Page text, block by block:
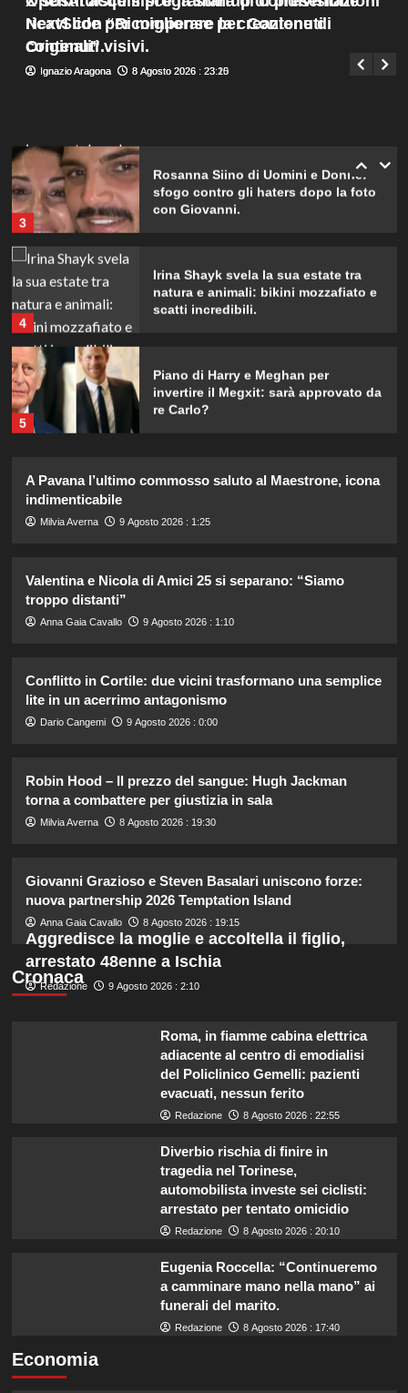
Menu
principale
Giuseppe Recca 8 Agosto 2026 : 19:40
ricavi con “Ricompense per Contenuti
Originali”.
Ignazio Aragona 8 Agosto 2026 : 23:20
NextSlide per migliorare la creazione di
contenuti visivi.
Ignazio Aragona 8 Agosto 2026 : 23:15
parteciperà ai Big nel 2027.
Alvaro Morata e Alice Campello:
3
Rosanna Siino di Uomini e Donne:
sfogo contro gli haters dopo la foto
con Giovanni.
4
Irina Shayk svela la sua estate tra
natura e animali: bikini mozzafiato e
scatti incredibili.
5
Piano di Harry e Meghan per
invertire il Megxit: sarà approvato da
re Carlo?
1
Sanremo Giovani: solo il vincitore
2
riconciliazione celebrata con il
3
sfogo contro gli haters dopo la foto
con Giovanni.
4
natura e animali: bikini mozzafiato e
scatti incredibili.
5
invertire il Megxit: sarà approvato da
re Carlo?
A Pavana l’ultimo commosso saluto al Maestrone, icona
indimenticabile
Milvia Averna 9 Agosto 2026 : 1:25
Valentina e Nicola di Amici 25 si separano: “Siamo
troppo distanti”
Anna Gaia Cavallo 9 Agosto 2026 : 1:10
Conflitto in Cortile: due vicini trasformano una semplice
lite in un acerrimo antagonismo
Dario Cangemi 9 Agosto 2026 : 0:00
Robin Hood – Il prezzo del sangue: Hugh Jackman
torna a combattere per giustizia in sala
Milvia Averna 8 Agosto 2026 : 19:30
Giovanni Grazioso e Steven Basalari uniscono forze:
nuova partnership 2026 Temptation Island
Anna Gaia Cavallo 8 Agosto 2026 : 19:15
Cronaca
Aggredisce la moglie e accoltella il figlio,
arrestato 48enne a Ischia
Redazione 9 Agosto 2026 : 2:10
Roma, in fiamme cabina elettrica
adiacente al centro di emodialisi
del Policlinico Gemelli: pazienti
evacuati, nessun ferito
Redazione 8 Agosto 2026 : 22:55
Diverbio rischia di finire in
tragedia nel Torinese,
automobilista investe sei ciclisti:
arrestato per tentato omicidio
Redazione 8 Agosto 2026 : 20:10
Eugenia Roccella: “Continueremo
a camminare mano nella mano” ai
funerali del marito.
Redazione 8 Agosto 2026 : 17:40
Economia